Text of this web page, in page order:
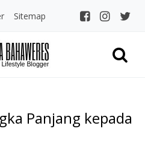
Sitemap
Panjang kepada